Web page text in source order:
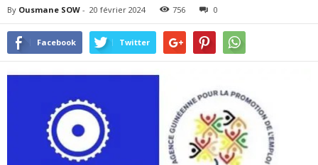
By Ousmane SOW - 20 février 2024 756 0
Facebook Twitter